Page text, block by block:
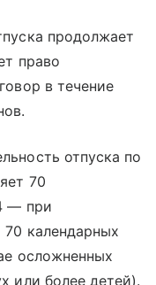
продолжает
право
в течение
отпуска по
70
— при
календарных
осложненных
или более детей).